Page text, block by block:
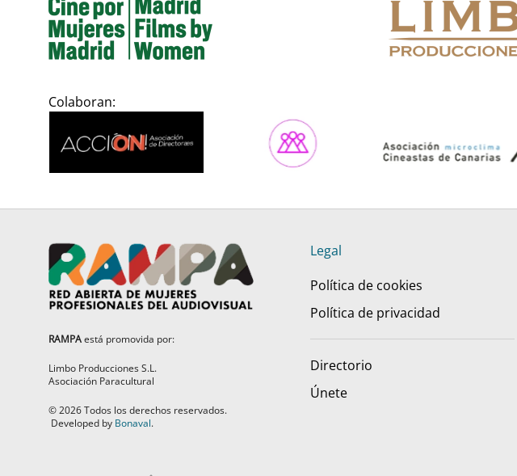
Colaboran:
Legal
Política de cookies
Política de privacidad
Directorio
Únete
RAMPAestá promovida por:
Limbo Producciones S.L.
Asociación Paracultural
©2026Todos los derechos reservados.
Developed by Bonaval.